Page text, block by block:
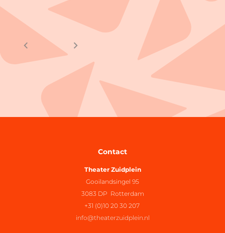
Contact
Theater Zuidplein
Gooilandsingel 95
3083 DP Rotterdam
+31 (0)10 20 30 207
info@theaterzuidplein.nl